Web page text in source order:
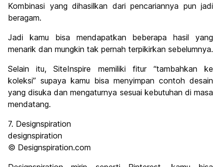
Kombinasi yang dihasilkan dari pencariannya pun jadi
beragam.
Jadi kamu bisa mendapatkan beberapa hasil yang
menarik dan mungkin tak pernah terpikirkan sebelumnya.
Selain itu, SiteInspire memiliki fitur “tambahkan ke
koleksi” supaya kamu bisa menyimpan contoh desain
yang disuka dan mengaturnya sesuai kebutuhan di masa
mendatang.
7. Designspiration
designspiration
© Designspiration.com